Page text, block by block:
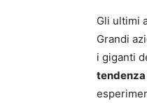
Gli ultimi
Grandi
i giganti